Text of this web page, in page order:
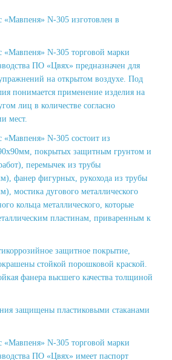
N-305 изготовлен в
N-305 торговой марки
ПО «Цвях» предназначен для
на открытом воздухе. Под
понимается применение изделия на
лиц в количестве согласно
мест.
N-305 состоит из
покрытых защитным грунтом и
перемычек из трубы
фанер фигурных, рукохода из трубы
мостика дугового металлического
кольца металлического, которые
пластинам, приваренным к
защитное покрытие,
стойкой порошковой краской.
фанера высшего качества толщиной
защищены пластиковыми стаканами
N-305 торговой марки
ПО «Цвях» имеет паспорт